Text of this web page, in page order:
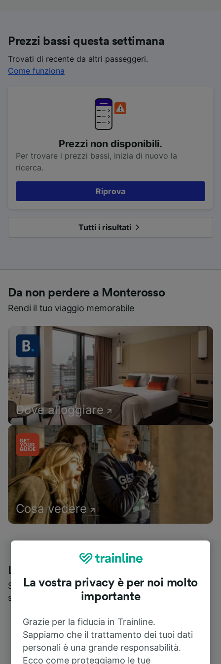
Prezzi bassi questa settimana
Trovati di recente da altri passeggeri.
Come funziona
Prezzi non disponibili.
Per trovare i prezzi bassi, inizia di nuovo la
ricerca.
Riprova
Tutti i risultati
Da non perdere a Monterosso
Rendi il tuo viaggio memorabile
Dove alloggiare
Cosa vedere
Le recensioni dei nostri viaggiatori
Scopri cosa pensa realmente chi utilizza i nostri
servizi
La vostra privacy è per noi molto
importante
Grazie per la fiducia in Trainline.
Sappiamo che il trattamento dei tuoi dati
personali è una grande responsabilità.
Ecco come proteggiamo le tue